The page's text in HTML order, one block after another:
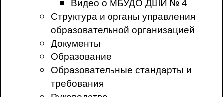
Структура и органы управления
образовательной организацией
Документы
Образование
Образовательные стандарты и
требования